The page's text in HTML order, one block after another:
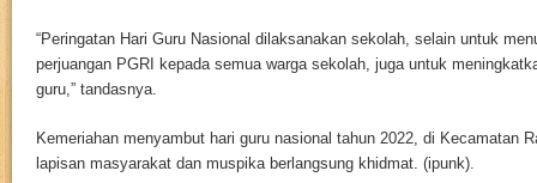
“Peringatan Hari Guru Nasional dilaksanakan sekolah, selain untuk
perjuangan PGRI kepada semua warga sekolah, juga untuk
guru,” tandasnya.
Kemeriahan menyambut hari guru nasional tahun 2022, di Kecamatan
lapisan masyarakat dan muspika berlangsung khidmat. (ipunk).